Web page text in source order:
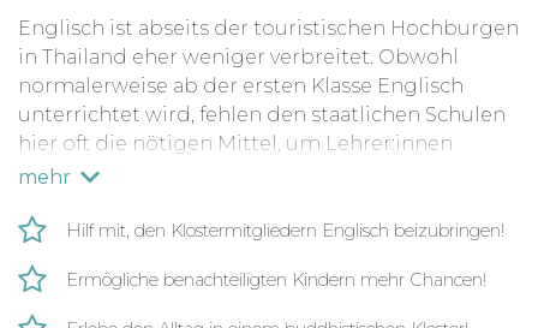
Englisch ist abseits der touristischen Hochburgen
in Thailand eher weniger verbreitet. Obwohl
normalerweise ab der ersten Klasse Englisch
unterrichtet wird, fehlen den staatlichen Schulen
hier oft die nötigen Mittel, um Lehrer:innen
einzustellen, was dazu führt, dass nicht jedes Kind
Die Fähigkeit Englisch zu sprechen, erhöht
mehr
Hilf mit, den Klostermitgliedern Englisch beizubringen!
Ermögliche benachteiligten Kindern mehr Chancen!